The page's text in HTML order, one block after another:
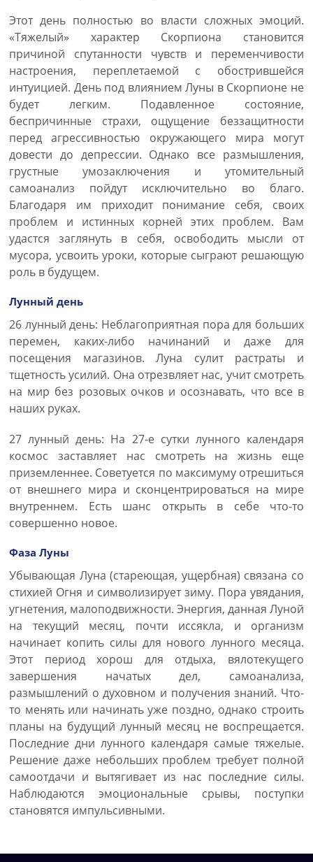
Этот день полностью во власти сложных эмоций.
«Тяжелый» характер Скорпиона становится
причиной спутанности чувств и переменчивости
настроения, переплетаемой с обострившейся
интуицией. День под влиянием Луны в Скорпионе не
будет легким. Подавленное состояние,
беспричинные страхи, ощущение беззащитности
перед агрессивностью окружающего мира могут
довести до депрессии. Однако все размышления,
грустные умозаключения и утомительный
самоанализ пойдут исключительно во благо.
Благодаря им приходит понимание себя, своих
проблем и истинных корней этих проблем. Вам
удастся заглянуть в себя, освободить мысли от
мусора, усвоить уроки, которые сыграют решающую
роль в будущем.
Лунный день
26 лунный день: Неблагоприятная пора для больших
перемен, каких-либо начинаний и даже для
посещения магазинов. Луна сулит растраты и
тщетность усилий. Она отрезвляет нас, учит смотреть
на мир без розовых очков и осознавать, что все в
наших руках.
27 лунный день: На 27-е сутки лунного календаря
космос заставляет нас смотреть на жизнь еще
приземленнее. Советуется по максимуму отрешиться
от внешнего мира и сконцентрироваться на мире
внутреннем. Есть шанс открыть в себе что-то
совершенно новое.
Фаза Луны
Убывающая Луна (стареющая, ущербная) связана со
стихией Огня и символизирует зиму. Пора увядания,
угнетения, малоподвижности. Энергия, данная Луной
на текущий месяц, почти иссякла, и организм
начинает копить силы для нового лунного месяца.
Этот период хорош для отдыха, вялотекущего
завершения начатых дел, самоанализа,
размышлений о духовном и получения знаний. Что-
то менять или начинать уже поздно, однако строить
планы на будущий лунный месяц не воспрещается.
Последние дни лунного календаря самые тяжелые.
Решение даже небольших проблем требует полной
самоотдачи и вытягивает из нас последние силы.
Наблюдаются эмоциональные срывы, поступки
становятся импульсивными.